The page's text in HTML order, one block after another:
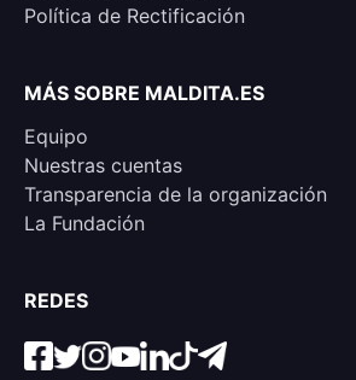
Política de Rectificación
MÁS SOBRE MALDITA.ES
Equipo
Nuestras cuentas
Transparencia de la organización
La Fundación
REDES